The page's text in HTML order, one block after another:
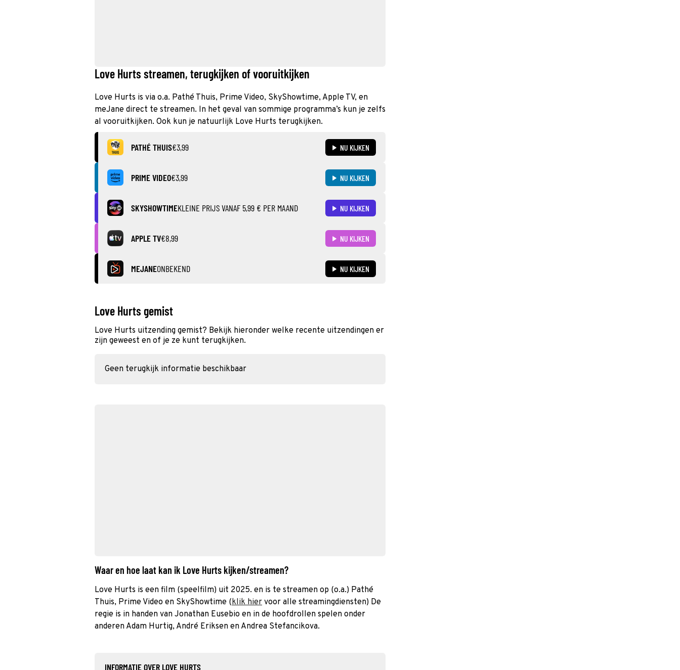
Love Hurts streamen, terugkijken of vooruitkijken
Love Hurts is via o.a. Pathé Thuis, Prime Video, SkyShowtime, Apple TV, en
meJane direct te streamen. In het geval van sommige programma’s kun je zelfs
al vooruitkijken. Ook kun je natuurlijk Love Hurts terugkijken.
PATHÉ THUIS€3,99 NU KIJKEN
PRIME VIDEO€3,99 NU KIJKEN
SKYSHOWTIMEKLEINE PRIJS VANAF 5,99 € PER MAAND NU KIJKEN
APPLE TV€8,99 NU KIJKEN
MEJANEONBEKEND NU KIJKEN
Love Hurts gemist
Love Hurts uitzending gemist? Bekijk hieronder welke recente uitzendingen er
zijn geweest en of je ze kunt terugkijken.
Geen terugkijk informatie beschikbaar
Waar en hoe laat kan ik Love Hurts kijken/streamen?
Love Hurts is een film (speelfilm) uit 2025. en is te streamen op (o.a.) Pathé
Thuis, Prime Video en SkyShowtime (klik hier voor alle streamingdiensten) De
regie is in handen van Jonathan Eusebio en in de hoofdrollen spelen onder
anderen Adam Hurtig, André Eriksen en Andrea Stefancikova.
INFORMATIE OVER LOVE HURTS